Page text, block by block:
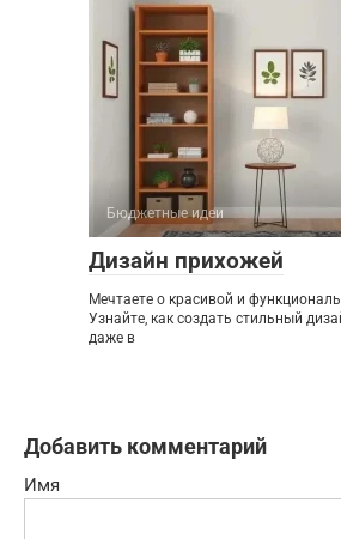
Бюджетные идеи
Дизайн прихожей
Мечтаете о красивой и
Узнайте, как создать стильный
даже в
Добавить комментарий
Имя